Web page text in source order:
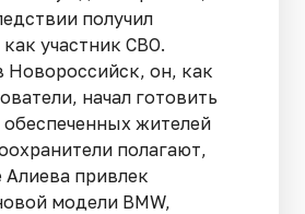
получил
участник СВО.
Новороссийск, он, как
начал готовить
обеспеченных жителей
полагают,
привлек
модели BMW,